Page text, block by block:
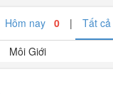
Hôm nay 0 | Tất cả
Môi Giới